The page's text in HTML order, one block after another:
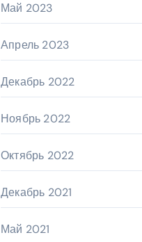
Май 2023
Апрель 2023
Декабрь 2022
Ноябрь 2022
Октябрь 2022
Декабрь 2021
Май 2021